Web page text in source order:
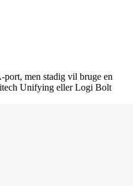
men stadig vil bruge en
Unifying eller Logi Bolt